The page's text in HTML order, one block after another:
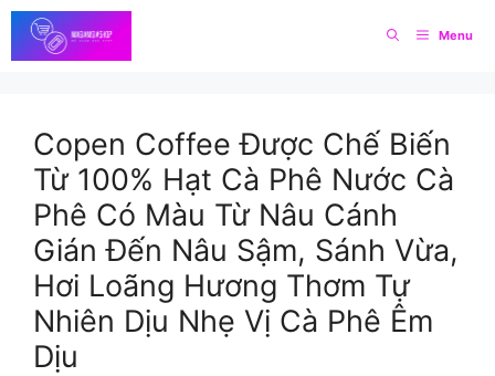
Skip
to
content
Menu
Copen Coffee Được Chế Biến
Từ 100% Hạt Cà Phê Nước Cà
Phê Có Màu Từ Nâu Cánh
Gián Đến Nâu Sậm, Sánh Vừa,
Hơi Loãng Hương Thơm Tự
Nhiên Dịu Nhẹ Vị Cà Phê Êm
Dịu